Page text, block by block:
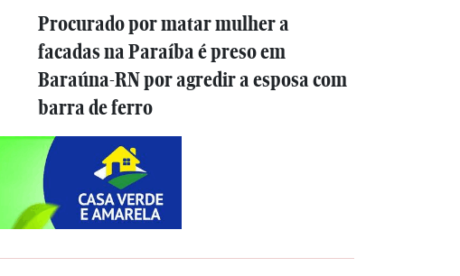
Procurado por matar mulher a
facadas na Paraíba é preso em
Baraúna-RN por agredir a esposa com
barra de ferro